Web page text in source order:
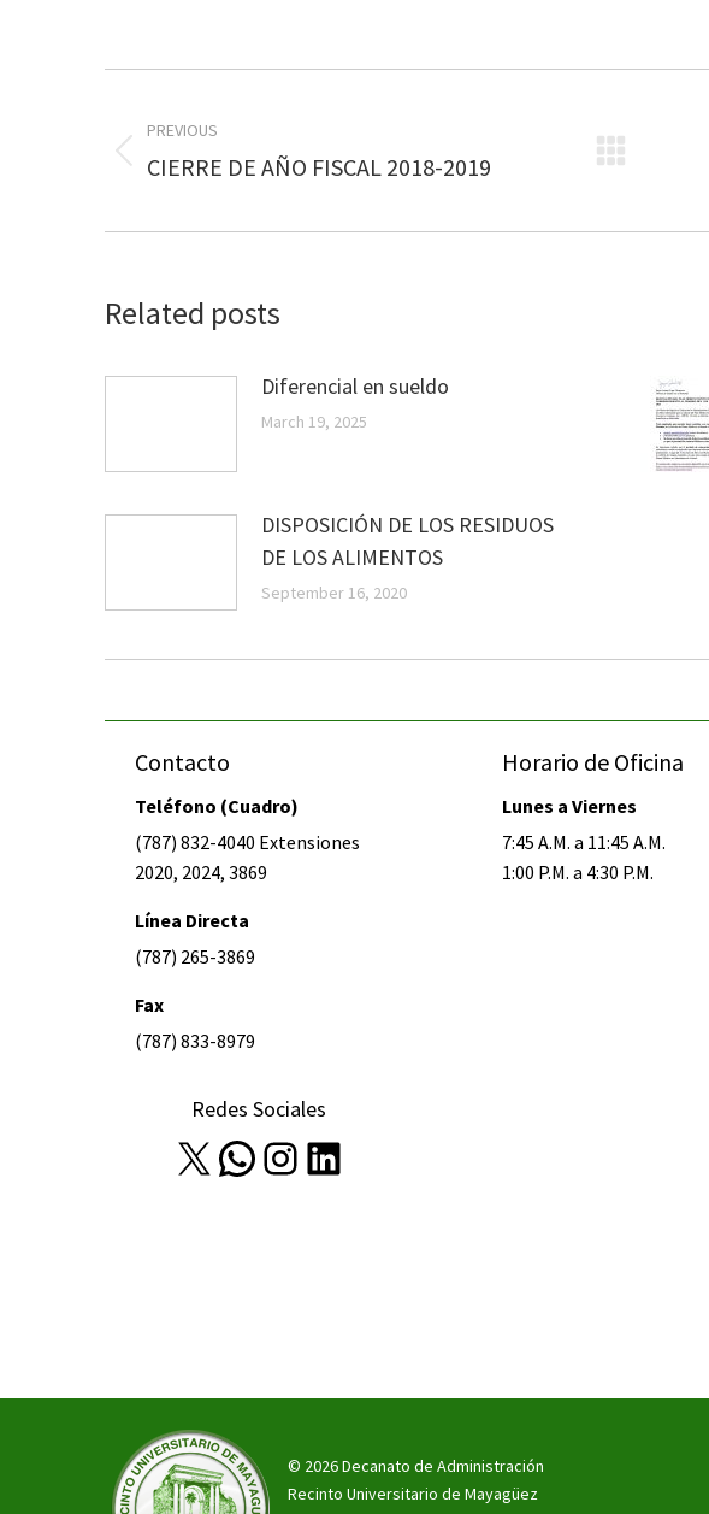
navigation
PREVIOUS
Previous
CIERRE DE AÑO FISCAL 2018-2019
Related posts
Diferencial en sueldo
March 19, 2025
DISPOSICIÓN DE LOS RESIDUOS
DE LOS ALIMENTOS
September 16, 2020
Contacto
Teléfono (Cuadro)
(787) 832-4040 Extensiones
2020, 2024, 3869
Línea Directa
(787) 265-3869
Fax
(787) 833-8979
Redes Sociales
X WhatsApp Instagram LinkedIn
Horario de Oficina
Lunes a Viernes
7:45 A.M. a 11:45 A.M.
1:00 P.M. a 4:30 P.M.
© 2026 Decanato de Administración
Recinto Universitario de Mayagüez